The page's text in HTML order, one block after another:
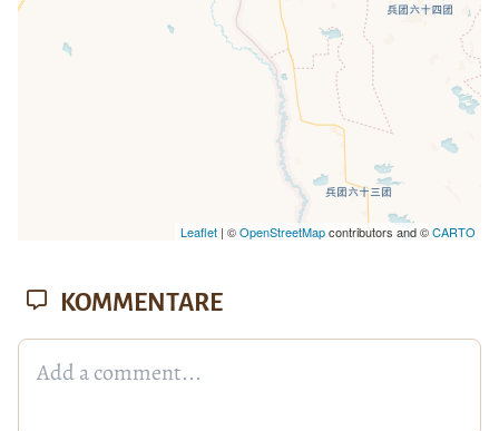
Leaflet| ©OpenStreetMapcontributors and ©CARTO
KOMMENTARE